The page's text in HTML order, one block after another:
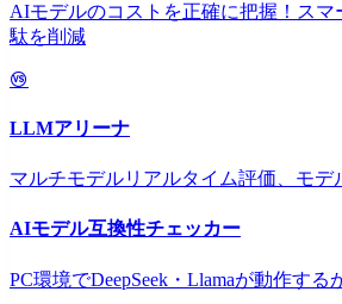
AIモデルのコストを正確に把握！スマ
駄を削減
LLMアリーナ
マルチモデルリアルタイム評価、モデ
AIモデル互換性チェッカー
PC環境でDeepSeek・Llamaが動作する